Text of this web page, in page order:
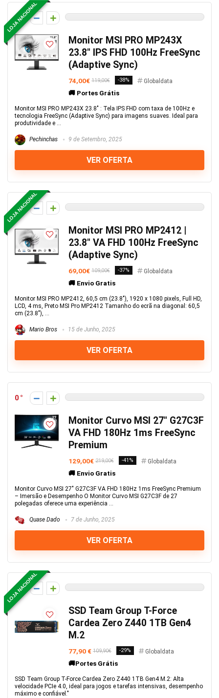
LOJA NACIONAL
0
Monitor MSI PRO MP243X
23.8″ IPS FHD 100Hz FreeSync
(Adaptive Sync)
74,00€ 119,00€ -38% Globaldata
🚚 Portes Grátis
Monitor MSI PRO MP243X 23.8" : Tela IPS FHD com taxa de 100Hz e
tecnologia FreeSync (Adaptive Sync) para imagens suaves. Ideal para
produtividade e ...
Pechinchas 9 de Setembro, 2025
VER OFERTA
LOJA NACIONAL
0
Monitor MSI PRO MP2412 |
23.8″ VA FHD 100Hz FreeSync
(Adaptive Sync)
69,00€ 109,00€ -37% Globaldata
🚚 Envio Gratis
Monitor MSI PRO MP2412, 60,5 cm (23.8"), 1920 x 1080 pixels, Full HD,
LCD, 4 ms, Preto MSI Pro MP2412 Tamanho do ecrã na diagonal: 60,5
cm (23.8"), ...
Mario Bros 15 de Junho, 2025
VER OFERTA
0
Monitor Curvo MSI 27″ G27C3F
VA FHD 180Hz 1ms FreeSync
Premium
129,00€ 219,00€ -41% Globaldata
🚚 Envio Gratis
Monitor Curvo MSI 27" G27C3F VA FHD 180Hz 1ms FreeSync Premium
– Imersão e Desempenho O Monitor Curvo MSI G27C3F de 27
polegadas oferece uma experiência ...
Quase Dado 7 de Junho, 2025
VER OFERTA
LOJA NACIONAL
0
SSD Team Group T-Force
Cardea Zero Z440 1TB Gen4
M.2
77,90 € 109,90€ -29% Globaldata
🚚Portes Grátis
SSD Team Group T-Force Cardea Zero Z440 1TB Gen4 M.2: Alta
velocidade PCIe 4.0, ideal para jogos e tarefas intensivas, desempenho
máximo e confiável."